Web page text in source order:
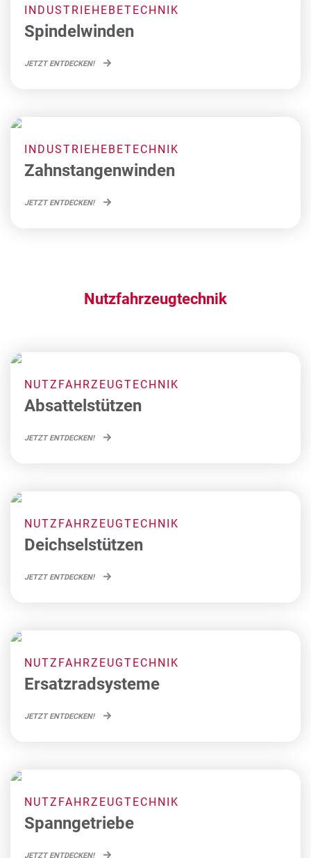
INDUSTRIEHEBETECHNIK
Spindelwinden
JETZT ENTDECKEN!
INDUSTRIEHEBETECHNIK
Zahnstangenwinden
JETZT ENTDECKEN!
Nutzfahrzeugtechnik
NUTZFAHRZEUGTECHNIK
Absattelstützen
JETZT ENTDECKEN!
NUTZFAHRZEUGTECHNIK
Deichselstützen
JETZT ENTDECKEN!
NUTZFAHRZEUGTECHNIK
Ersatzradsysteme
JETZT ENTDECKEN!
NUTZFAHRZEUGTECHNIK
Spanngetriebe
JETZT ENTDECKEN!